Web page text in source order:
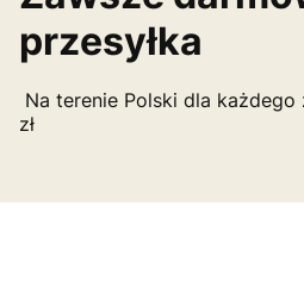
przesyłka
Na terenie Polski dla
zł